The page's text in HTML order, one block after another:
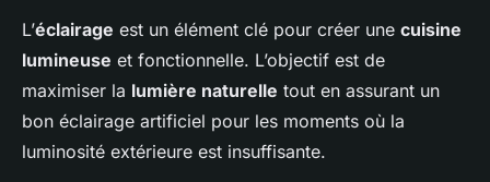
L’éclairage est un élément clé pour créer une cuisine
lumineuse et fonctionnelle. L’objectif est de
maximiser la lumière naturelle tout en assurant un
bon éclairage artificiel pour les moments où la
luminosité extérieure est insuffisante.